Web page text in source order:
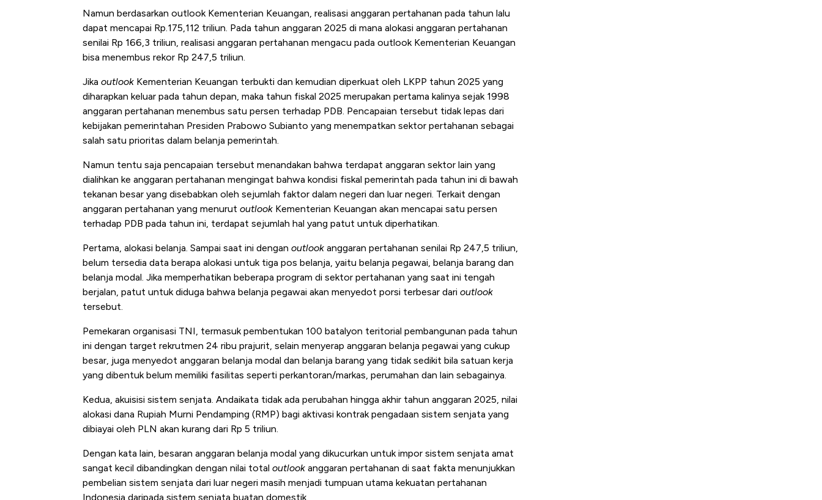
Namun berdasarkan outlook Kementerian Keuangan, realisasi anggaran pertahanan pada tahun lalu
dapat mencapai Rp.175,112 triliun. Pada tahun anggaran 2025 di mana alokasi anggaran pertahanan
senilai Rp 166,3 triliun, realisasi anggaran pertahanan mengacu pada outlook Kementerian Keuangan
bisa menembus rekor Rp 247,5 triliun.
Jika outlook Kementerian Keuangan terbukti dan kemudian diperkuat oleh LKPP tahun 2025 yang
diharapkan keluar pada tahun depan, maka tahun fiskal 2025 merupakan pertama kalinya sejak 1998
anggaran pertahanan menembus satu persen terhadap PDB. Pencapaian tersebut tidak lepas dari
kebijakan pemerintahan Presiden Prabowo Subianto yang menempatkan sektor pertahanan sebagai
salah satu prioritas dalam belanja pemerintah.
Namun tentu saja pencapaian tersebut menandakan bahwa terdapat anggaran sektor lain yang
dialihkan ke anggaran pertahanan mengingat bahwa kondisi fiskal pemerintah pada tahun ini di bawah
tekanan besar yang disebabkan oleh sejumlah faktor dalam negeri dan luar negeri. Terkait dengan
anggaran pertahanan yang menurut outlook Kementerian Keuangan akan mencapai satu persen
terhadap PDB pada tahun ini, terdapat sejumlah hal yang patut untuk diperhatikan.
Pertama, alokasi belanja. Sampai saat ini dengan outlook anggaran pertahanan senilai Rp 247,5 triliun,
belum tersedia data berapa alokasi untuk tiga pos belanja, yaitu belanja pegawai, belanja barang dan
belanja modal. Jika memperhatikan beberapa program di sektor pertahanan yang saat ini tengah
berjalan, patut untuk diduga bahwa belanja pegawai akan menyedot porsi terbesar dari outlook
tersebut.
Pemekaran organisasi TNI, termasuk pembentukan 100 batalyon teritorial pembangunan pada tahun
ini dengan target rekrutmen 24 ribu prajurit, selain menyerap anggaran belanja pegawai yang cukup
besar, juga menyedot anggaran belanja modal dan belanja barang yang tidak sedikit bila satuan kerja
yang dibentuk belum memiliki fasilitas seperti perkantoran/markas, perumahan dan lain sebagainya.
Kedua, akuisisi sistem senjata. Andaikata tidak ada perubahan hingga akhir tahun anggaran 2025, nilai
alokasi dana Rupiah Murni Pendamping (RMP) bagi aktivasi kontrak pengadaan sistem senjata yang
dibiayai oleh PLN akan kurang dari Rp 5 triliun.
Dengan kata lain, besaran anggaran belanja modal yang dikucurkan untuk impor sistem senjata amat
sangat kecil dibandingkan dengan nilai total outlook anggaran pertahanan di saat fakta menunjukkan
pembelian sistem senjata dari luar negeri masih menjadi tumpuan utama kekuatan pertahanan
Indonesia daripada sistem senjata buatan domestik.